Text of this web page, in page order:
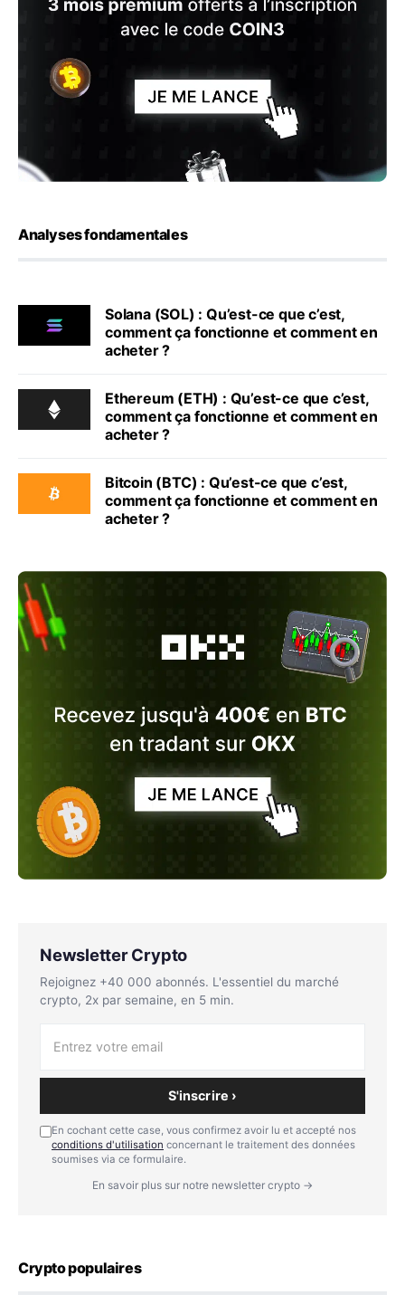
Analyses fondamentales
Solana (SOL) : Qu’est-ce que c’est,
comment ça fonctionne et comment en
acheter ?
Ethereum (ETH) : Qu’est-ce que c’est,
comment ça fonctionne et comment en
acheter ?
Bitcoin (BTC) : Qu’est-ce que c’est,
comment ça fonctionne et comment en
acheter ?
Newsletter Crypto
Rejoignez +40 000 abonnés. L'essentiel du marché
crypto, 2x par semaine, en 5 min.
S'inscrire ›
En cochant cette case, vous confirmez avoir lu et accepté nos
conditions d'utilisation concernant le traitement des données
soumises via ce formulaire.
En savoir plus sur notre newsletter crypto →
Crypto populaires